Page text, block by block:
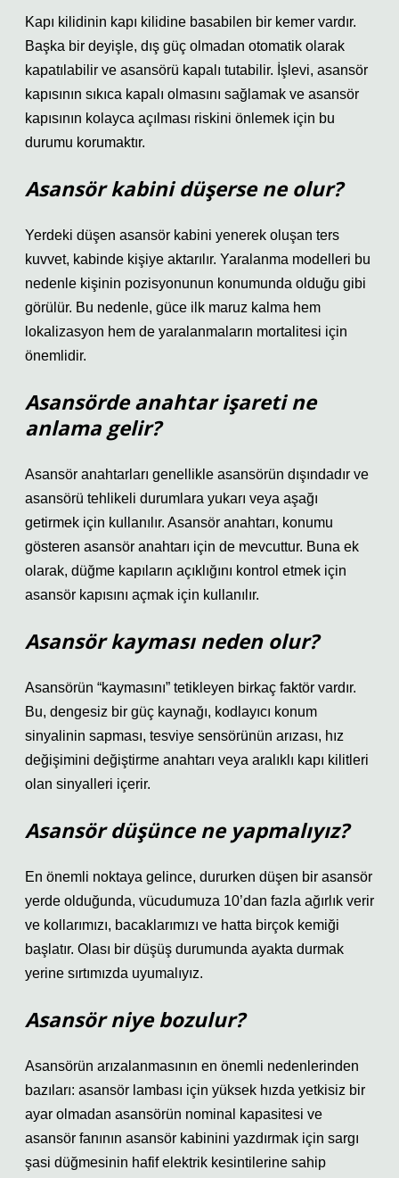
Kapı kilidinin kapı kilidine basabilen bir kemer vardır.
Başka bir deyişle, dış güç olmadan otomatik olarak
kapatılabilir ve asansörü kapalı tutabilir. İşlevi, asansör
kapısının sıkıca kapalı olmasını sağlamak ve asansör
kapısının kolayca açılması riskini önlemek için bu
durumu korumaktır.
Asansör kabini düşerse ne olur?
Yerdeki düşen asansör kabini yenerek oluşan ters
kuvvet, kabinde kişiye aktarılır. Yaralanma modelleri bu
nedenle kişinin pozisyonunun konumunda olduğu gibi
görülür. Bu nedenle, güce ilk maruz kalma hem
lokalizasyon hem de yaralanmaların mortalitesi için
önemlidir.
Asansörde anahtar işareti ne
anlama gelir?
Asansör anahtarları genellikle asansörün dışındadır ve
asansörü tehlikeli durumlara yukarı veya aşağı
getirmek için kullanılır. Asansör anahtarı, konumu
gösteren asansör anahtarı için de mevcuttur. Buna ek
olarak, düğme kapıların açıklığını kontrol etmek için
asansör kapısını açmak için kullanılır.
Asansör kayması neden olur?
Asansörün “kaymasını” tetikleyen birkaç faktör vardır.
Bu, dengesiz bir güç kaynağı, kodlayıcı konum
sinyalinin sapması, tesviye sensörünün arızası, hız
değişimini değiştirme anahtarı veya aralıklı kapı kilitleri
olan sinyalleri içerir.
Asansör düşünce ne yapmalıyız?
En önemli noktaya gelince, dururken düşen bir asansör
yerde olduğunda, vücudumuza 10’dan fazla ağırlık verir
ve kollarımızı, bacaklarımızı ve hatta birçok kemiği
başlatır. Olası bir düşüş durumunda ayakta durmak
yerine sırtımızda uyumalıyız.
Asansör niye bozulur?
Asansörün arızalanmasının en önemli nedenlerinden
bazıları: asansör lambası için yüksek hızda yetkisiz bir
ayar olmadan asansörün nominal kapasitesi ve
asansör fanının asansör kabinini yazdırmak için sargı
şasi düğmesinin hafif elektrik kesintilerine sahip